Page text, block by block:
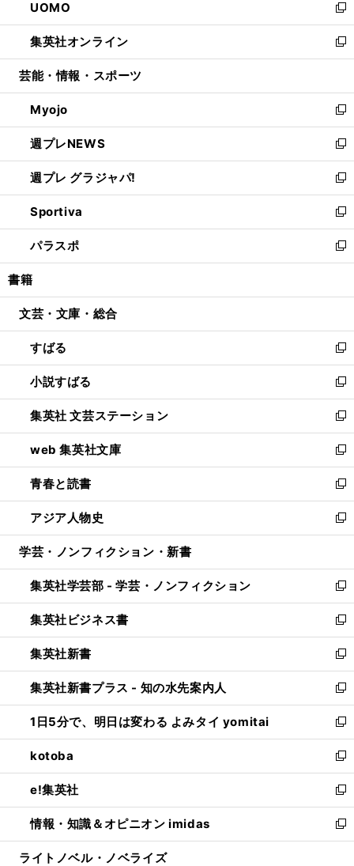
く
で
開
く
ド
ウ
で
開
ィ
ン
ド
ウ
開
く
い
ウ
ィ
ン
ウ
で
開
く
UOMO
新
し
い
ウ
ン
ド
ウ
で
開
く
集英社オンライン
新
し
ウ
ィ
ン
ド
ウ
で
開
く
芸能・情報・スポーツ
Myojo
新
し
い
ウ
ィ
ン
ド
ウ
で
開
週プレNEWS
新
し
い
ウ
ィ
ン
ド
ウ
開
週プレ グラジャパ!
新
し
い
ウ
ィ
ン
ウ
開
く
Sportiva
新
し
い
ウ
ン
ウ
で
開
く
パラスポ
新
し
ウ
ン
ド
ウ
で
開
く
書籍
文芸・文庫・総合
すばる
新
し
い
ウ
ィ
ン
ド
ウ
で
開
く
小説すばる
新
し
い
ウ
ィ
ン
ド
ウ
で
開
集英社 文芸ステーション
新
し
い
ウ
ィ
ン
ド
ウ
開
く
web 集英社文庫
新
し
い
ウ
ィ
ン
ウ
で
開
く
青春と読書
新
し
い
ウ
ン
ド
ウ
で
開
く
アジア人物史
新
し
ウ
ィ
ン
ド
ウ
で
開
く
学芸・ノンフィクション・新書
集英社学芸部 - 学芸・ノンフィクション
新
し
い
ウ
ィ
ン
ド
ウ
で
開
く
集英社ビジネス書
新
し
い
ウ
ィ
ン
ド
ウ
で
開
く
集英社新書
新
し
い
ウ
ィ
ン
ド
ウ
で
開
く
集英社新書プラス - 知の水先案内人
新
し
い
ウ
ィ
ン
ド
ウ
で
開
1日5分で、明日は変わる よみタイ yomitai
新
し
い
ウ
ィ
ン
ド
ウ
kotoba
新
し
い
ウ
ィ
ン
e!集英社
新
し
い
ウ
情報・知識＆オピニオン imidas
新
し
ライトノベル・ノベライズ